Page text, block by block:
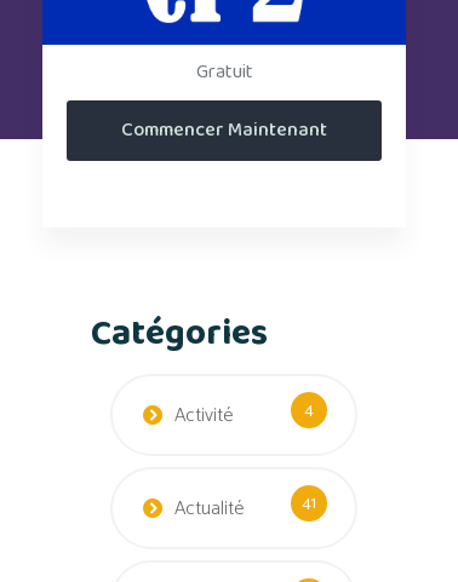
Gratuit
Commencer Maintenant
Catégories
Activité 4
Actualité 41